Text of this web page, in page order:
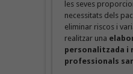
les seves
necessitats dels
eliminar riscos i
realitzar una
personalitzada i
professionals